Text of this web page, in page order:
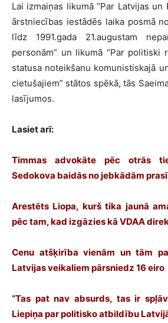
Lai izmaiņas likumā “Par Latvijas un
ārstniecības iestādēs laika posmā
līdz 1991.gada 21.augustam
personām” un likumā “Par politiski
statusa noteikšanu komunistiskajā
cietušajiem” stātos spēkā, tās
lasījumos.
Lasiet arī:
Timmas advokāte pēc otrās
Sedokova baidās no jebkādām
Arestēts Liopa, kurš tika jaunā
pēc tam, kad izgāzies kā VDAA
Cenu atšķirība vienām un tām
Latvijas veikaliem pārsniedz 16 eiro
“Tas pat nav absurds, tas ir
Liepiņa par politisko atbildību